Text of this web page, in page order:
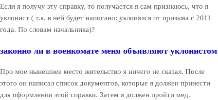
Если я получу эту справку, то получается я сам признаюсь, что я
уклонист ( т.к. в ней будет написано: уклонялся от призыва с 2011
года. По словам начальника)?
законно ли в военкомате меня объявляют уклонистом
Про мое нынешнее место жительство я ничего не сказал. После
этого он написал список документов, которые я должен принести
для оформлении этой справки. Затем я должен пройти мед.